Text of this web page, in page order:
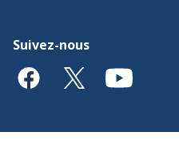
Suivez-nous